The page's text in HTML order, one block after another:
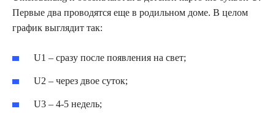
Первые два проводятся еще в родильном доме. В целом
график выглядит так:
U1 – сразу после появления на свет;
U2 – через двое суток;
U3 – 4-5 недель;